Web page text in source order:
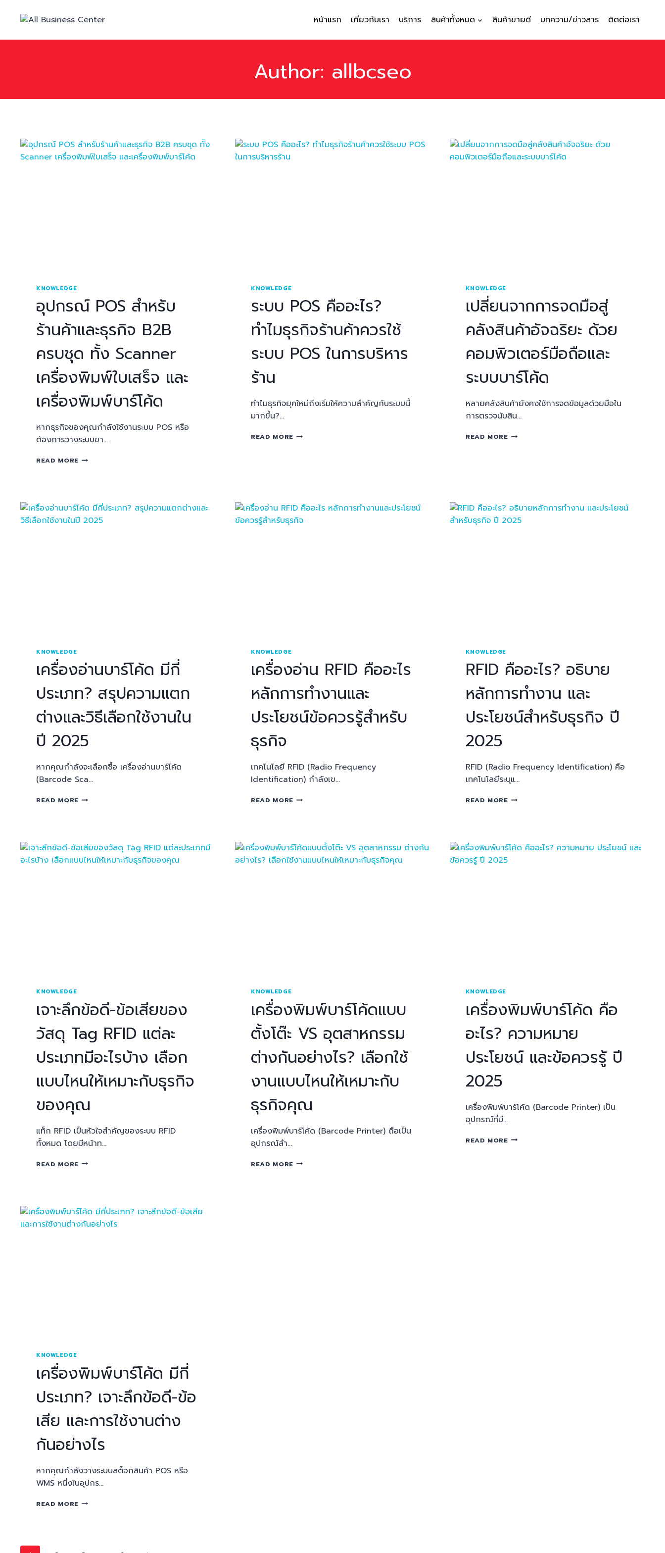
หน้าแรก เกี่ยวกับเรา บริการ สินค้าทั้งหมด สินค้าขายดี บทความ/ข่าวสาร ติดต่อเรา
Author: allbcseo
KNOWLEDGE
อุปกรณ์ POS สำหรับ
ร้านค้าและธุรกิจ B2B
ครบชุด ทั้ง Scanner
เครื่องพิมพ์ใบเสร็จ และ
เครื่องพิมพ์บาร์โค้ด
หากธุรกิจของคุณกำลังใช้งานระบบ POS หรือ
ต้องการวางระบบขา…
READ MORE
KNOWLEDGE
ระบบ POS คืออะไร?
ทำไมธุรกิจร้านค้าควรใช้
ระบบ POS ในการบริหาร
ร้าน
ทำไมธุรกิจยุคใหม่ถึงเริ่มให้ความสำคัญกับระบบนี้
มากขึ้น?…
READ MORE
KNOWLEDGE
เปลี่ยนจากการจดมือสู่
คลังสินค้าอัจฉริยะ ด้วย
คอมพิวเตอร์มือถือและ
ระบบบาร์โค้ด
หลายคลังสินค้ายังคงใช้การจดข้อมูลด้วยมือใน
การตรวจนับสิน…
READ MORE
KNOWLEDGE
เครื่องอ่านบาร์โค้ด มีกี่
ประเภท? สรุปความแตก
ต่างและวิธีเลือกใช้งานใน
ปี 2025
หากคุณกำลังจะเลือกซื้อ เครื่องอ่านบาร์โค้ด
(Barcode Sca…
READ MORE
KNOWLEDGE
เครื่องอ่าน RFID คืออะไร
หลักการทำงานและ
ประโยชน์ข้อควรรู้สำหรับ
ธุรกิจ
เทคโนโลยี RFID (Radio Frequency
Identification) กำลังเข…
READ MORE
KNOWLEDGE
RFID คืออะไร? อธิบาย
หลักการทำงาน และ
ประโยชน์สำหรับธุรกิจ ปี
2025
RFID (Radio Frequency Identification) คือ
เทคโนโลยีระบุแ…
READ MORE
KNOWLEDGE
เจาะลึกข้อดี-ข้อเสียของ
วัสดุ Tag RFID แต่ละ
ประเภทมีอะไรบ้าง เลือก
แบบไหนให้เหมาะกับธุรกิจ
ของคุณ
แท็ก RFID เป็นหัวใจสำคัญของระบบ RFID
ทั้งหมด โดยมีหน้าท…
READ MORE
KNOWLEDGE
เครื่องพิมพ์บาร์โค้ดแบบ
ตั้งโต๊ะ VS อุตสาหกรรม
ต่างกันอย่างไร? เลือกใช้
งานแบบไหนให้เหมาะกับ
ธุรกิจคุณ
เครื่องพิมพ์บาร์โค้ด (Barcode Printer) ถือเป็น
อุปกรณ์สำ…
READ MORE
KNOWLEDGE
เครื่องพิมพ์บาร์โค้ด คือ
อะไร? ความหมาย
ประโยชน์ และข้อควรรู้ ปี
2025
เครื่องพิมพ์บาร์โค้ด (Barcode Printer) เป็น
อุปกรณ์ที่มี…
READ MORE
KNOWLEDGE
เครื่องพิมพ์บาร์โค้ด มีกี่
ประเภท? เจาะลึกข้อดี-ข้อ
เสีย และการใช้งานต่าง
กันอย่างไร
หากคุณกำลังวางระบบสต็อกสินค้า POS หรือ
WMS หนึ่งในอุปกร…
READ MORE